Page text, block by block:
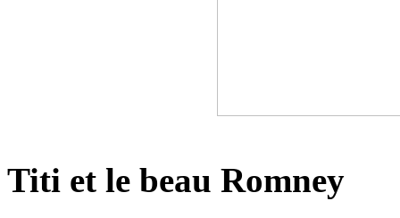
Titi et le beau Romney